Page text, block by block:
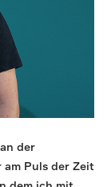
der
Puls der Zeit